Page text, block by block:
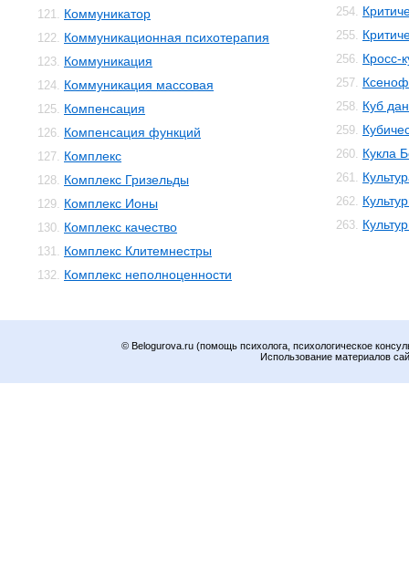
121. Коммуникатор
122. Коммуникационная психотерапия
123. Коммуникация
124. Коммуникация массовая
125. Компенсация
126. Компенсация функций
127. Комплекс
128. Комплекс Гризельды
129. Комплекс Ионы
130. Комплекс качество
131. Комплекс Клитемнестры
132. Комплекс неполноценности
254.
255.
256. Кросс-
257.
258. Куб
259.
260. Кукла
261.
262.
263.
© Belogurova.ru (помощь психолога, психологическое
Использование материалов